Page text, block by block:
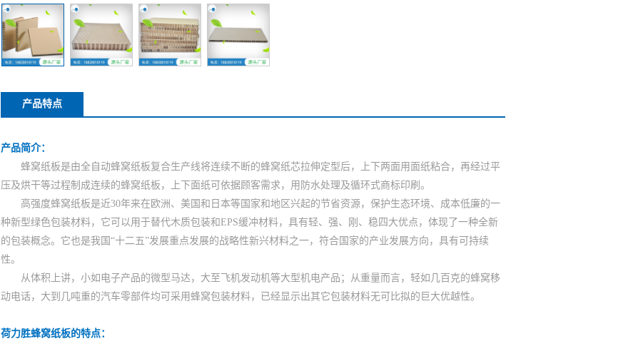
产品特点
产品简介：
蜂窝纸板是由全自动蜂窝纸板复合生产线将连续不断的蜂窝纸芯拉伸定型后，上下两面用面纸粘合，再经过平
压及烘干等过程制成连续的蜂窝纸板，上下面纸可依据顾客需求，用防水处理及循环式商标印刷。
高强度蜂窝纸板是近30年来在欧洲、美国和日本等国家和地区兴起的节省资源，保护生态环境、成本低廉的一
种新型绿色包装材料，它可以用于替代木质包装和EPS缓冲材料，具有轻、强、刚、稳四大优点，体现了一种全新
的包装概念。它也是我国“十二五”发展重点发展的战略性新兴材料之一，符合国家的产业发展方向，具有可持续
性。
从体积上讲，小如电子产品的微型马达，大至飞机发动机等大型机电产品；从重量而言，轻如几百克的蜂窝移
动电话，大到几吨重的汽车零部件均可采用蜂窝包装材料，已经显示出其它包装材料无可比拟的巨大优越性。
荷力胜蜂窝纸板的特点：